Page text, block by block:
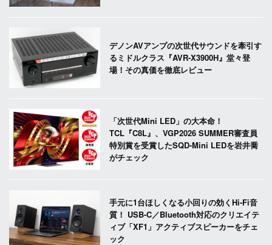
デノンAVアンプの次世代サウンドを牽引す
るミドルクラス『AVR-X3900H』堂々登
場！その真価を徹底レビュー
「次世代Mini LED」の大本命！
TCL『C8L』、VGP2026 SUMMER審査員
特別賞を受賞したSQD-Mini LEDを岩井喬
がチェック
手元に1台ほしくなる小回りの効くHi-Fi音
質！ USB-C／Bluetooth対応のクリエイテ
ィブ「XF1」アクティブスピーカーをチェ
ック